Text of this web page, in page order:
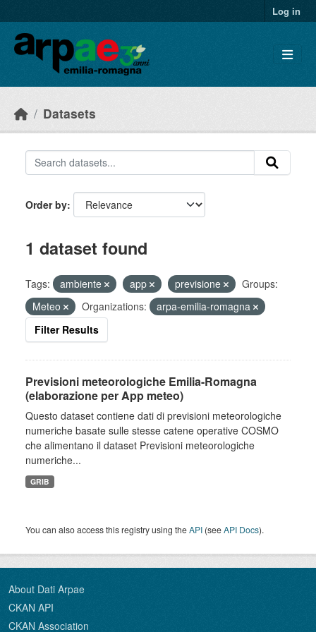
Log in
Datasets
Order by
1 dataset found
Tags: ambiente app previsione
Groups:
Meteo
Organizations:
arpa-emilia-romagna
Filter Results
Previsioni meteorologiche Emilia-Romagna
(elaborazione per App meteo)
Questo dataset contiene dati di previsioni meteorologiche
numeriche basate sulle stesse catene operative COSMO
che alimentano il dataset Previsioni meteorologiche
numeriche...
GRIB
You can also access this registry using theAPI (seeAPI Docs).
About Dati Arpae
CKAN API
CKAN Association